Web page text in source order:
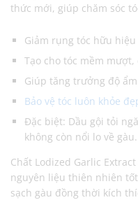
thức mới, giúp chăm sóc
Giảm rụng tóc hữu hiệu
Tạo cho tóc mềm mượt,
Giúp tăng trưởng độ
Bảo vệ tóc luôn khỏe
Đặc biệt: Dầu gội tỏi
không còn nổi lo về gàu.
Chất Lodized Garlic
nguyên liệu thiên nhiên
sạch gàu đồng thời kích